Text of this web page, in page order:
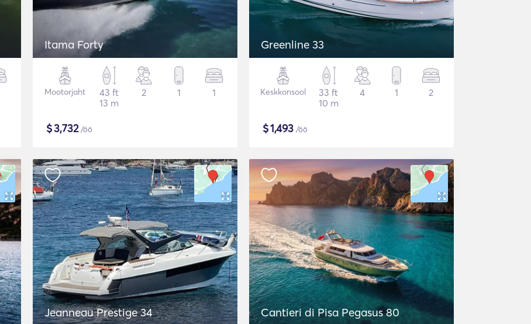
Itama Forty
Mootorjaht
43 ft
13 m
2 1 1
$3,732/öö
Greenline 33
Keskkonsool
33 ft
10 m
4 1 2
$1,493 /öö
Jeanneau Prestige 34 Cantieri di Pisa Pegasus 80